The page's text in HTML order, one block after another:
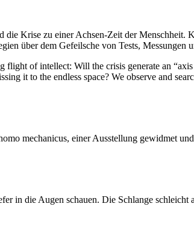
Krise zu einer Achsen-Zeit der Menschheit.
über dem Gefeilsche von Tests, Messungen
of intellect: Will the crisis generate an
it to the endless space? We observe and
mechanicus, einer Ausstellung gewidmet
in die Augen schauen. Die Schlange schleicht